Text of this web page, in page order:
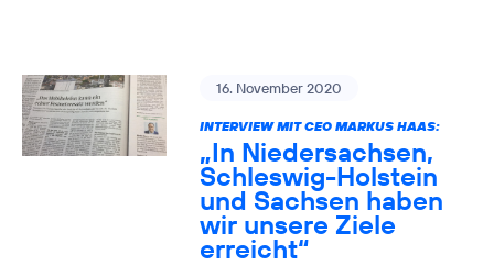
16. November 2020
INTERVIEW MIT CEO MARKUS HAAS:
„In Niedersachsen,
Schleswig-Holstein
und Sachsen haben
wir unsere Ziele
erreicht“